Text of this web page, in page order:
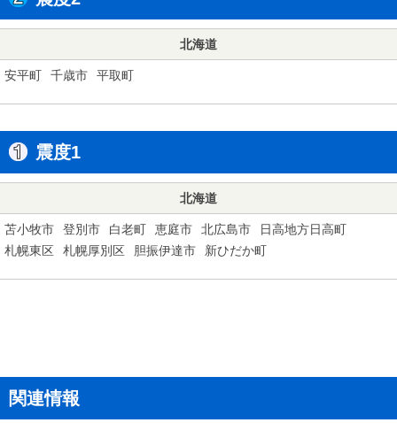
北海道
安平町 千歳市 平取町
震度1
北海道
苫小牧市 登別市 白老町 恵庭市 北広島市
日高地方日高町
札幌東区
札幌厚別区 胆振伊達市 新ひだか町
関連情報